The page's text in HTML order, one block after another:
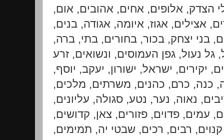
הצדק, אלופים, אחים, אהובים, אום,
אצילים, אגוז, איומה, אגודה, בנים,
בני יצחק, בכור, בחורים, בתי, ברה,
גל נעול, גפן העמוסים, ונשואים, זרע
יקירים, ישראל, ישורון, יעקב, יוסף,
כנה, כרם, כהנים, משרתים, מלכים,
נאוה, נער, נטע, סגולה, עליונים,
עמים, פדוים, פזורים, צאן, קדושים,
קנוים, רבים, רכים, שבטי יה, תמימים,